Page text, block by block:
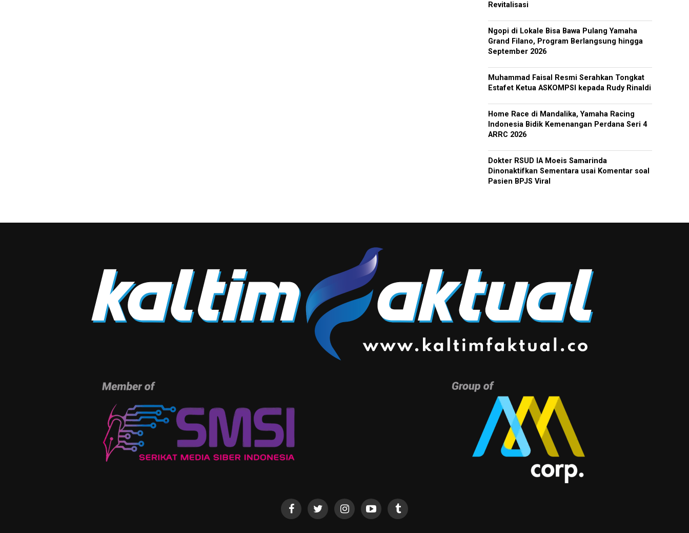
Revitalisasi
Ngopi di Lokale Bisa Bawa Pulang Yamaha
Grand Filano, Program Berlangsung hingga
September 2026
Muhammad Faisal Resmi Serahkan Tongkat
Estafet Ketua ASKOMPSI kepada Rudy Rinaldi
Home Race di Mandalika, Yamaha Racing
Indonesia Bidik Kemenangan Perdana Seri 4
ARRC 2026
Dokter RSUD IA Moeis Samarinda
Dinonaktifkan Sementara usai Komentar soal
Pasien BPJS Viral